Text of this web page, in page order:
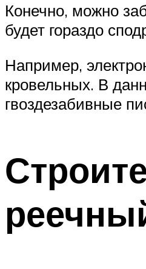
Конечно, можно
будет гораздо
Например,
кровельных. В
гвоздезабивные